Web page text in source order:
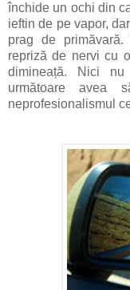
închide un ochi din
ieftin de pe vapor,
prag de
repriză de nervi cu
dimineață. Nici
următoare avea
neprofesionalismul